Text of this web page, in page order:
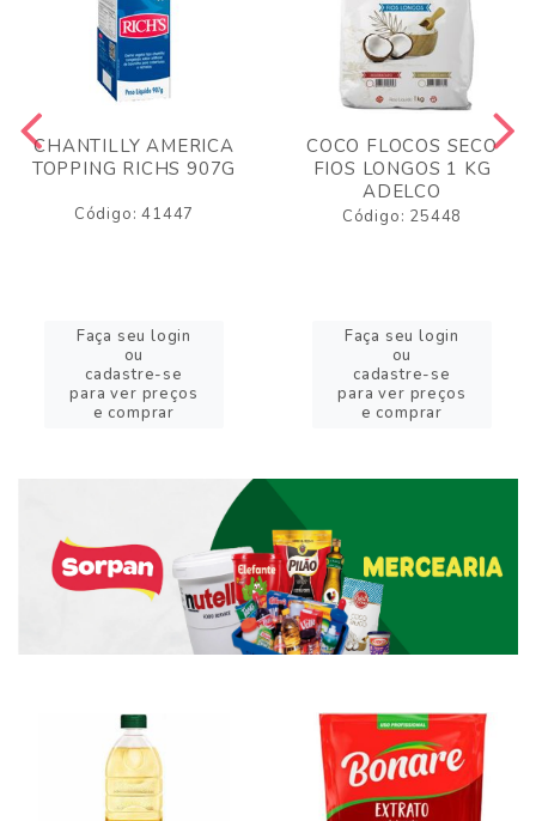
CHANTILLY AMERICA
TOPPING RICHS 907G
Código: 41447
Faça seu login
ou
cadastre-se
para ver preços
e comprar
COCO FLOCOS SECO
FIOS LONGOS 1 KG
ADELCO
Código: 25448
Faça seu login
ou
cadastre-se
para ver preços
e comprar